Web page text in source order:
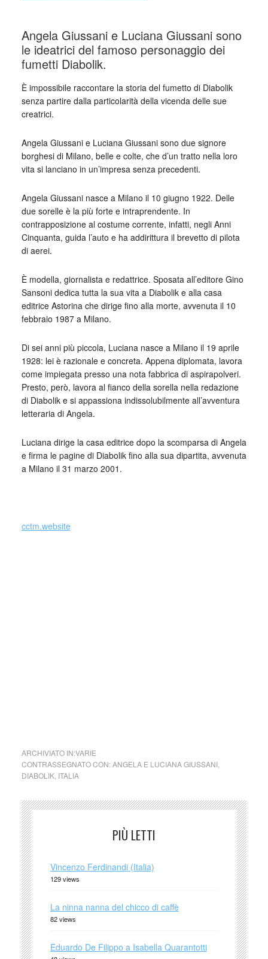
Angela Giussani e Luciana Giussani sono
le ideatrici del famoso personaggio dei
fumetti Diabolik.
È impossibile raccontare la storia del fumetto di Diabolik
senza partire dalla particolarità della vicenda delle sue
creatrici.
Angela Giussani e Luciana Giussani sono due signore
borghesi di Milano, belle e colte, che d’un tratto nella loro
vita si lanciano in un’impresa senza precedenti.
Angela Giussani nasce a Milano il 10 giugno 1922. Delle
due sorelle è la più forte e intraprendente. In
contrapposizione al costume corrente, infatti, negli Anni
Cinquanta, guida l’auto e ha addirittura il brevetto di pilota
di aerei.
È modella, giornalista e redattrice. Sposata all’editore Gino
Sansoni dedica tutta la sua vita a Diabolik e alla casa
editrice Astorina che dirige fino alla morte, avvenuta il 10
febbraio 1987 a Milano.
Di sei anni più piccola, Luciana nasce a Milano il 19 aprile
1928: lei è razionale e concreta. Appena diplomata, lavora
come impiegata presso una nota fabbrica di aspirapolveri.
Presto, però, lavora al fianco della sorella nella redazione
di Diabolik e si appassiona indissolubilmente all’avventura
letteraria di Angela.
Luciana dirige la casa editrice dopo la scomparsa di Angela
e firma le pagine di Diabolik fino alla sua dipartita, avvenuta
a Milano il 31 marzo 2001.
cctm.website
ARCHIVIATO IN:VARIE
CONTRASSEGNATO CON:ANGELA E LUCIANA GIUSSANI,
DIABOLIK, ITALIA
PIÙ LETTI
Vincenzo Ferdinandi (Italia)
129 views
La ninna nanna del chicco di caffè
82 views
Eduardo De Filippo a Isabella Quarantotti